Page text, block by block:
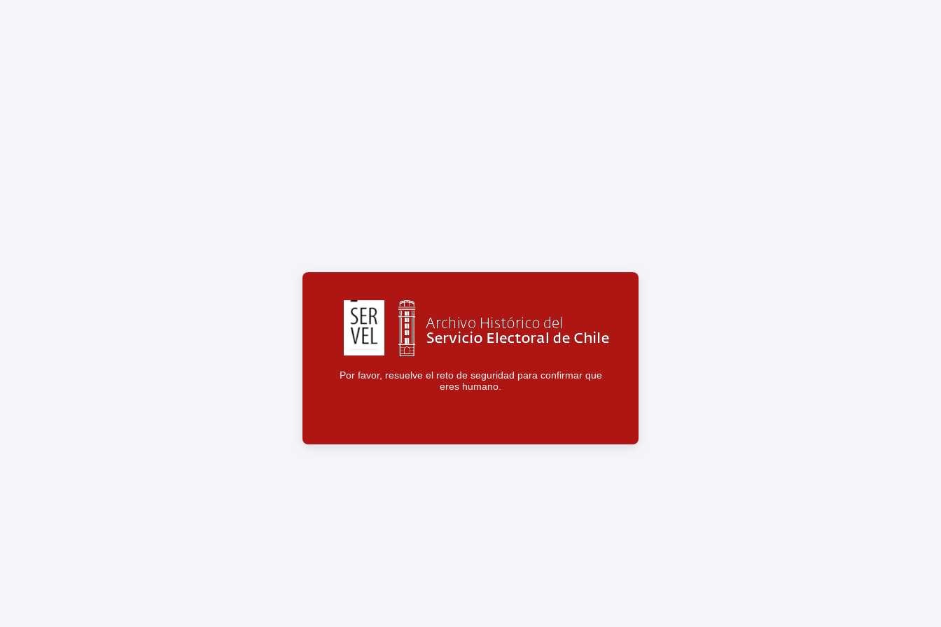
Por favor, resuelve el reto de seguridad para confirmar que
eres humano.